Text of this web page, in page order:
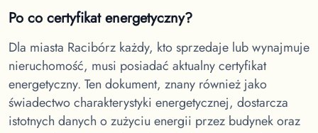
Po co certyfikat energetyczny?
Dla miasta Racibórz każdy, kto sprzedaje lub wynajmuje
nieruchomość, musi posiadać aktualny certyfikat
energetyczny. Ten dokument, znany również jako
świadectwo charakterystyki energetycznej, dostarcza
istotnych danych o zużyciu energii przez budynek oraz